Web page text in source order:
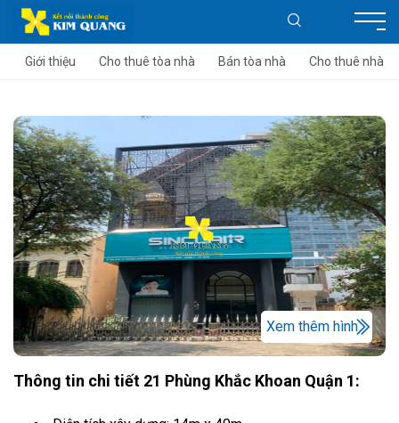
Giới thiệu Cho thuê tòa nhà Bán tòa nhà Cho thuê nhà
Xem thêm hình
Thông tin chi tiết 21 Phùng Khắc Khoan Quận 1: